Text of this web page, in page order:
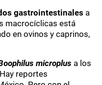
gastrointestinales a
macrocíclicas está
en ovinos y caprinos,
microplus a los
reportes